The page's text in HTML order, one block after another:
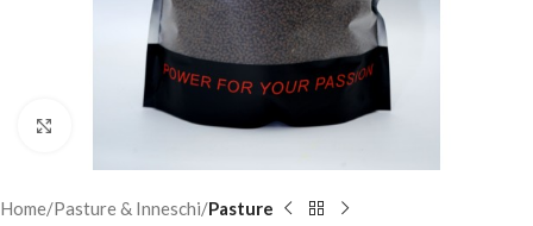
Click to enlarge
Home Pasture & Inneschi Pasture